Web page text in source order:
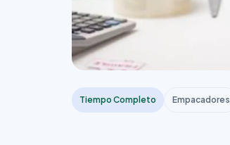
Tiempo Completo Empacadores